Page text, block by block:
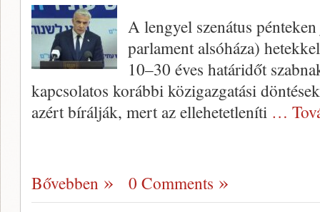
A lengyel szenátus
parlament alsóháza)
10–30 éves határidőt
kapcsolatos korábbi közigazgatási
azért bírálják, mert az ellehetetleníti …
Bővebben 0 Comments